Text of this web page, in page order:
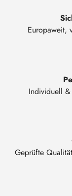
Europaweit,
Individuell
Geprüfte